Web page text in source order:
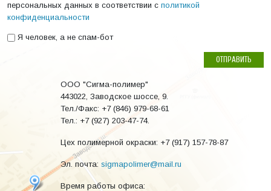
персональных данных в соответствии с политикой
конфиденциальности
Я человек, а не спам-бот
ООО "Сигма-полимер"
443022 Заводское шоссе, 9
Тел./Факс: +7 (846) 979-68-61
Тел.: +7 (927) 203-47-74.
Цех полимерной окраски: +7 (917) 157-78-87
Эл. почта: sigmapolimer@mail.ru
Время работы офиса: